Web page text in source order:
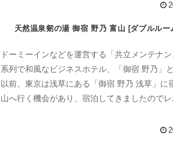
天然温泉剱の湯 御宿 野乃 富山 [ダブルル
ドーミーインなどを運営する「共立メンテナ
系列で和風なビジネスホテル、「御宿 野乃」
以前、東京は浅草にある「御宿 野乃 浅草」に
山へ行く機会があり、宿泊してきましたのでレ